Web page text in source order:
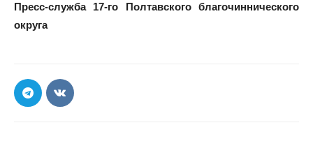
Пресс-служба 17-го Полтавского благочиннического
округа